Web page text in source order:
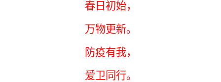
春日初始，
万物更新。
防疫有我，
爱卫同行。